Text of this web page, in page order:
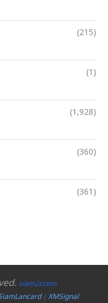
(215)
(1)
(1,928)
(360)
(361)
siam2r.com
|XMSignal